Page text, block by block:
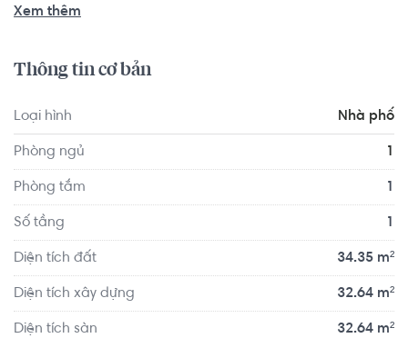
quận 9, các bện viện và trường học; Vị trí nhà phố Quận 9
khu dân cư hiện hữu, dân trí cao, đường dân sinh.
Xem thêm
Thông tin cơ bản
Loại hình Nhà phố
Phòng ngủ 1
Phòng tắm 1
Số tầng 1
Diện tích đất 34.35 m²
Diện tích xây dựng 32.64 m²
Diện tích sàn 32.64 m²